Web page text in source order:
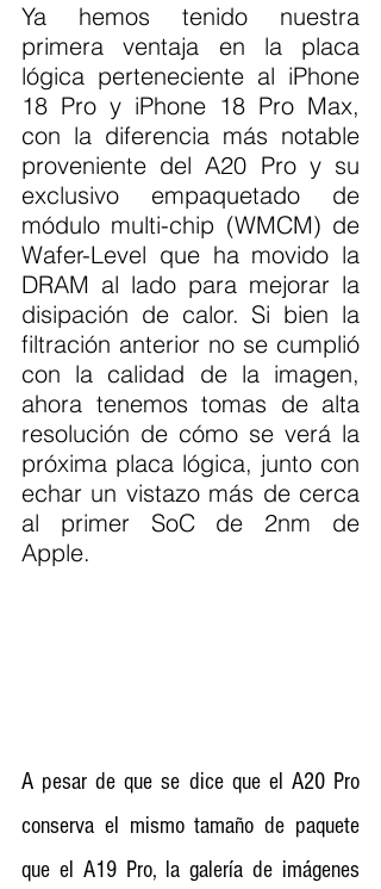
Ya hemos tenido nuestra
primera ventaja en la placa
lógica perteneciente al iPhone
18 Pro y iPhone 18 Pro Max,
con la diferencia más notable
proveniente del A20 Pro y su
exclusivo empaquetado de
módulo multi-chip (WMCM) de
Wafer-Level que ha movido la
DRAM al lado para mejorar la
disipación de calor. Si bien la
filtración anterior no se cumplió
con la calidad de la imagen,
ahora tenemos tomas de alta
resolución de cómo se verá la
próxima placa lógica, junto con
echar un vistazo más de cerca
al primer SoC de 2nm de
Apple.
A pesar de que se dice que el A20 Pro
conserva el mismo tamaño de paquete
que el A19 Pro, la galería de imágenes